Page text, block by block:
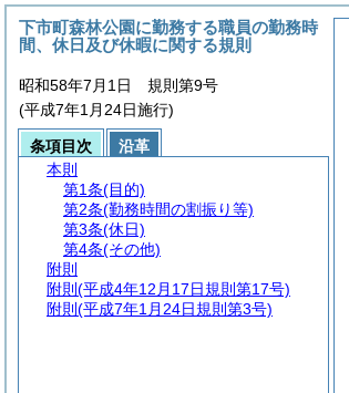
下市町森林公園に勤務する職員の勤務時
間、休日及び休暇に関する規則
昭和58年7月1日 規則第9号
(平成7年1月24日施行)
条項目次
沿革
本則
第1条(目的)
第2条(勤務時間の割振り等)
第3条(休日)
第4条(その他)
附則
附則 (平成4年12月17日規則第17号)
附則 (平成7年1月24日規則第3号)